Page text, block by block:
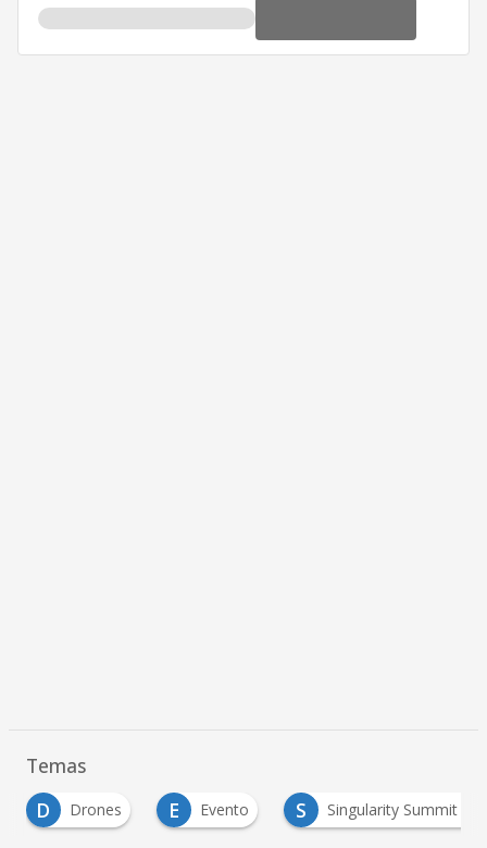
Temas
E Evento S
Singularity Summit Colombia